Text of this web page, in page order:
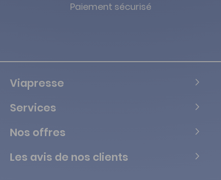
Paiement sécurisé
Viapresse
Services
Nos offres
Les avis de nos clients